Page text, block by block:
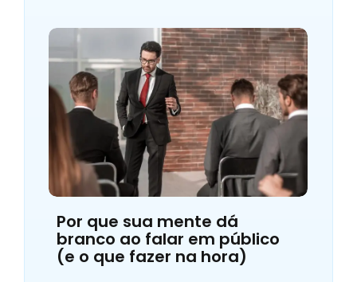
Por que sua mente dá
branco ao falar em público
(e o que fazer na hora)